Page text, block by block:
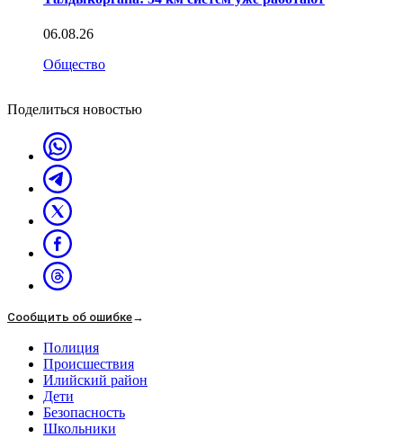
06.08.26
Общество
Поделиться новостью
Сообщить об ошибке→
Полиция
Происшествия
Илийский район
Дети
Безопасность
Школьники